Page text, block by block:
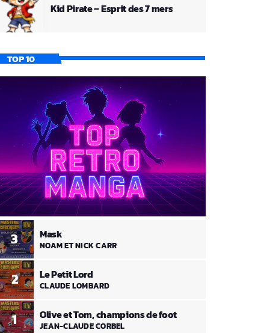
Kid Pirate – Esprit des 7 mers
TOP 10
1 Olive et Tom, champions de foot
JEAN-CLAUDE CORBEL
2 Le Petit Lord
CLAUDE LOMBARD
3 Mask
NOAM ET NICK CARR